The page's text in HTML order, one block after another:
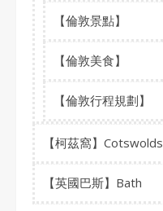
【倫敦景點】
【倫敦美食】
【倫敦行程規劃】
【柯茲窩】Cotswolds
【英國巴斯】Bath